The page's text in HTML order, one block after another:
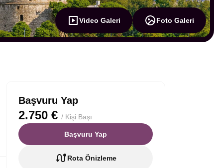
Video Galeri Foto Galeri
Başvuru Yap
2.750 € / Kişi Başı
Başvuru Yap
Rota Önizleme